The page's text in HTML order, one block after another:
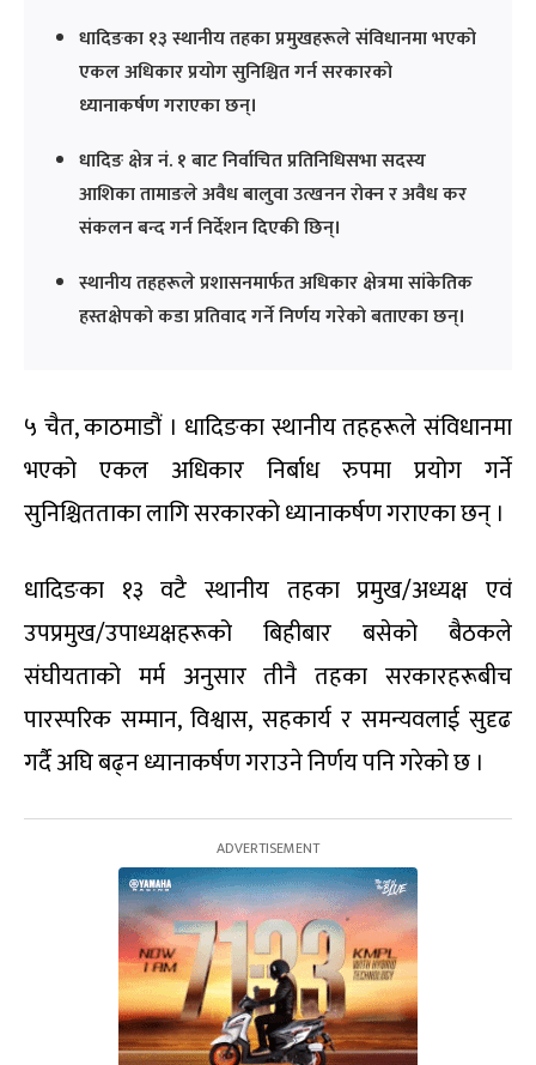
धादिङका १३ स्थानीय तहका प्रमुखहरूले संविधानमा भएको
एकल अधिकार प्रयोग सुनिश्चित गर्न सरकारको
ध्यानाकर्षण गराएका छन्।
धादिङ क्षेत्र नं. १ बाट निर्वाचित प्रतिनिधिसभा सदस्य
आशिका तामाङले अवैध बालुवा उत्खनन रोक्न र अवैध कर
संकलन बन्द गर्न निर्देशन दिएकी छिन्।
स्थानीय तहहरूले प्रशासनमार्फत अधिकार क्षेत्रमा सांकेतिक
हस्तक्षेपको कडा प्रतिवाद गर्ने निर्णय गरेको बताएका छन्।
५ चैत, काठमाडौं । धादिङका स्थानीय तहहरूले संविधानमा
भएको एकल अधिकार निर्बाध रुपमा प्रयोग गर्ने
सुनिश्चितताका लागि सरकारको ध्यानाकर्षण गराएका छन् ।
धादिङका १३ वटै स्थानीय तहका प्रमुख/अध्यक्ष एवं
उपप्रमुख/उपाध्यक्षहरूको बिहीबार बसेको बैठकले
संघीयताको मर्म अनुसार तीनै तहका सरकारहरूबीच
पारस्परिक सम्मान, विश्वास, सहकार्य र समन्यवलाई सुदृढ
गर्दै अघि बढ्न ध्यानाकर्षण गराउने निर्णय पनि गरेको छ ।